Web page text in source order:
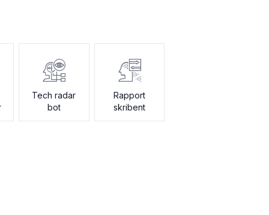
Tech radar
bot
Rapport
skribent